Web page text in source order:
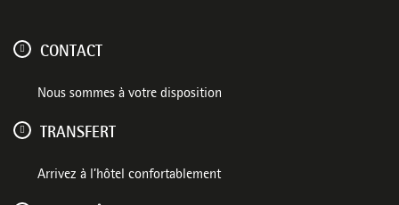
CONTACT
Nous sommes à votre disposition
TRANSFERT
Arrivez à l’hôtel confortablement